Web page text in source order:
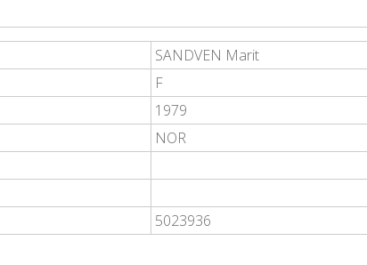
SANDVEN Marit
F
1979
NOR
5023936